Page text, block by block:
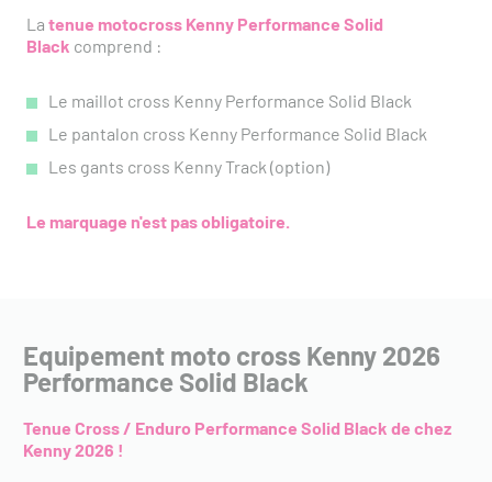
La tenue motocross Kenny Performance Solid
Black comprend :
Le maillot cross Kenny Performance Solid Black
Le pantalon cross Kenny Performance Solid Black
Les gants cross Kenny Track (option)
Le marquage n'est pas obligatoire.
Equipement moto cross Kenny 2026
Performance Solid Black
Tenue Cross / Enduro Performance Solid Black de chez
Kenny 2026 !